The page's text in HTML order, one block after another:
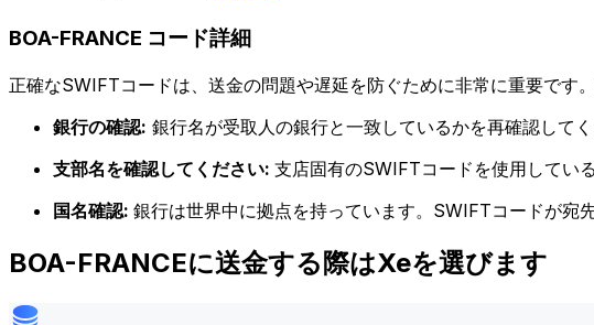
BOA-FRANCE コード詳細
正確なSWIFTコードは、送金の問題や遅延を防ぐために非常に重要で
銀行の確認: 銀行名が受取人の銀行と一致しているかを再確認してく
支部名を確認してください: 支店固有のSWIFTコードを使用してい
国名確認: 銀行は世界中に拠点を持っています。SWIFTコードが宛
BOA-FRANCEに送金する際はXeを選びます